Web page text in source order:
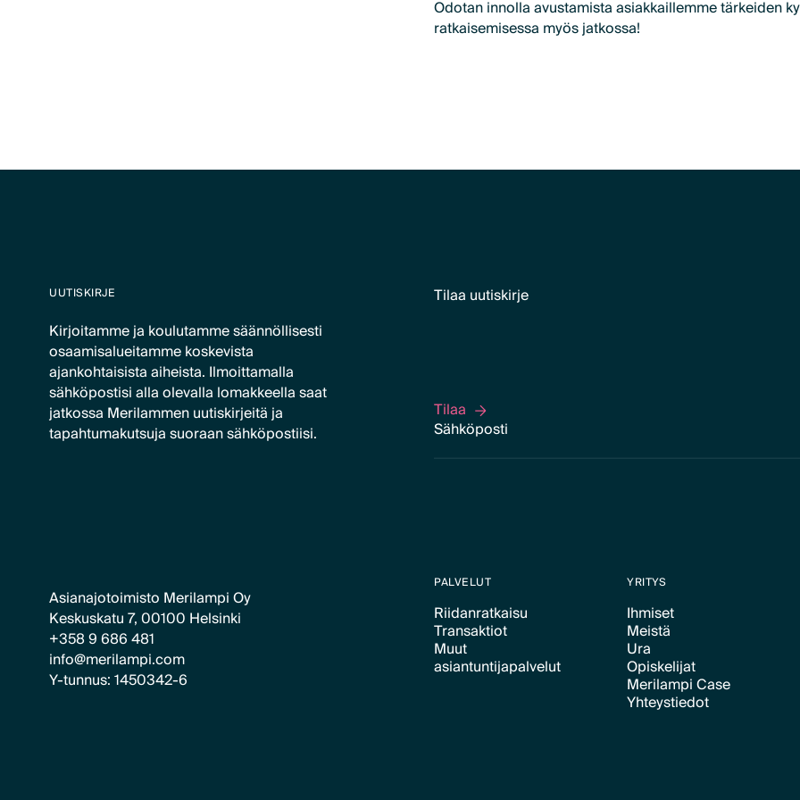
Odotan innolla avustamista asiakkaillemme tärkeiden
ratkaisemisessa myös jatkossa!
UUTISKIRJE
Kirjoitamme ja koulutamme säännöllisesti
osaamisalueitamme koskevista
ajankohtaisista aiheista. Ilmoittamalla
sähköpostisi alla olevalla lomakkeella saat
jatkossa Merilammen uutiskirjeitä ja
tapahtumakutsuja suoraan sähköpostiisi.
Tilaa uutiskirje
Tilaa
Tilaa
Asianajotoimisto Merilampi Oy
Keskuskatu 7, 00100 Helsinki
+358 9 686 481
info@merilampi.com
Y-tunnus: 1450342-6
PALVELUT
Riidanratkaisu
Text Link
Transaktiot
Text Link
Muut
asiantuntijapalvelut
YRITYS
Ihmiset
Text Link
Meistä
Text Link
Ura
Text Link
Opiskelijat
Text Link
Merilampi Case
Text Link
Yhteystiedot